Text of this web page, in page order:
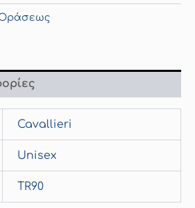
Οράσεως
Cavallieri
Unisex
TR90